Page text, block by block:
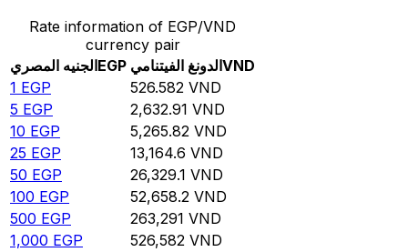
Rate information of EGP/VND
currency pair
الجنيه المصريEGP الدونغ الفيتناميVND
1 EGP 526.582 VND
5 EGP 2,632.91 VND
10 EGP 5,265.82 VND
25 EGP 13,164.6 VND
50 EGP 26,329.1 VND
100 EGP 52,658.2 VND
500 EGP 263,291 VND
1,000 EGP 526,582 VND